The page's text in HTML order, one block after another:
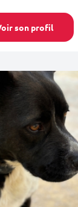
son profil